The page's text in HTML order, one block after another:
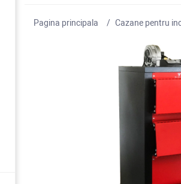
Pagina principala Cazane pentru